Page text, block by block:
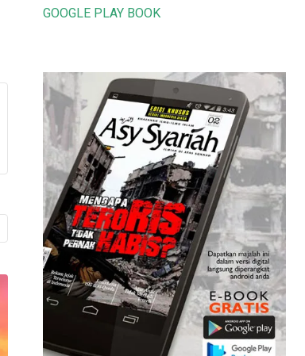
GOOGLE PLAY BOOK